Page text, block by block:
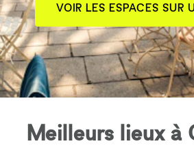
VOIR LES ESPACES SUR
Meilleurs lieux à